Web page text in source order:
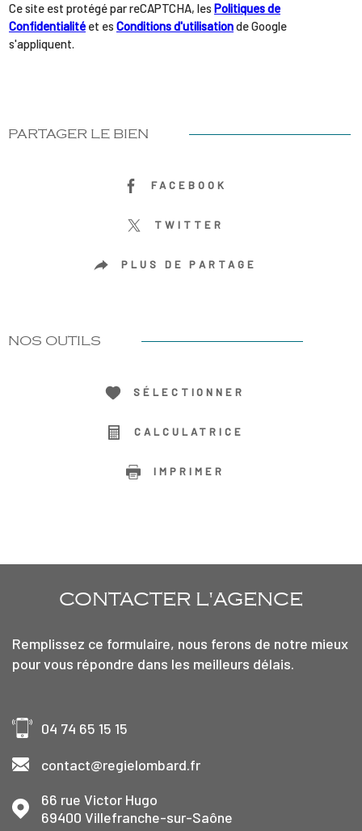
Ce site est protégé par reCAPTCHA, les Politiques de
Confidentialité et es Conditions d'utilisationde Google
s'appliquent.
PARTAGER LE BIEN
FACEBOOK
TWITTER
PLUS DE PARTAGE
NOS OUTILS
SÉLECTIONNER
CALCULATRICE
IMPRIMER
CONTACTER L'AGENCE
Remplissez ce formulaire, nous ferons de notre mieux
pour vous répondre dans les meilleurs délais.
04 74 65 15 15
contact@regielombard.fr
66 rue Victor Hugo
69400
Villefranche-sur-Saône